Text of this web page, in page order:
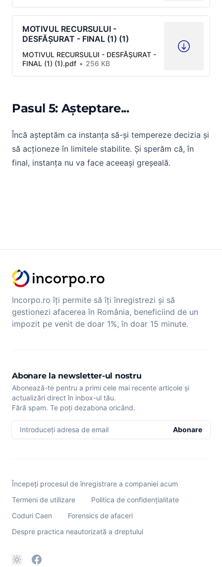
MOTIVUL RECURSULUI -
DESFĂȘURAT - FINAL (1) (1)
MOTIVUL RECURSULUI - DESFĂȘURAT -
FINAL (1) (1).pdf
256 KB
Pasul 5: Așteptare...
Încă așteptăm ca instanța să-și tempereze decizia și
să acționeze în limitele stabilite. Și sperăm că, în
final, instanța nu va face aceeași greșeală.
Incorpo.ro îți permite să îți înregistrezi și să
gestionezi afacerea în România, beneficiind de un
impozit pe venit de doar 1%, în doar 15 minute.
Abonare la newsletter-ul nostru
Abonează-te pentru a primi cele mai recente articole și
actualizări direct în inbox-ul tău.
Fără spam. Te poți dezabona oricând.
Introduceți adresa de email Abonare
Începeți procesul de înregistrare a companiei acum
Termeni de utilizare
Politica de confidențialitate
Coduri Caen
Forensics de afaceri
Despre practica neautorizată a dreptului